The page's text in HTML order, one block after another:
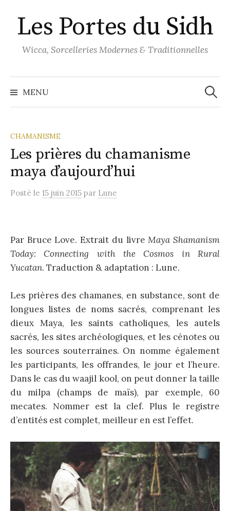
au
contenu
Les Portes du Sidh
Wicca, Sorcelleries Modernes & Traditionnelles
MENU
CHAMANISME
Les prières du chamanisme
maya d’aujourd’hui
Posté le 15 juin 2015 par Lune
Par Bruce Love. Extrait du livreMaya Shamanism
Today: Connecting with the Cosmos in Rural
Yucatan. Traduction & adaptation : Lune.
Les prières des chamanes, en substance, sont de
longues listes de noms sacrés, comprenant les
dieux Maya, les saints catholiques, les autels
sacrés, les sites archéologiques, et les cénotes ou
les sources souterraines. On nomme également
les participants, les offrandes, le jour et l’heure.
Dans le cas du waajil kool, on peut donner la taille
du milpa (champs de maïs), par exemple, 60
mecates. Nommer est la clef. Plus le registre
d’entités est complet, meilleur en est l’effet.